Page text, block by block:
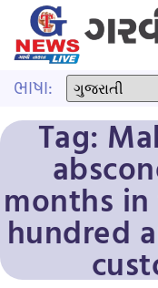
ભાષા:
Tag:
months
hundred